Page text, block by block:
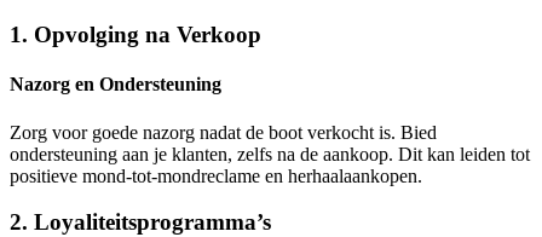
1. Opvolging na Verkoop
Nazorg en Ondersteuning
Zorg voor goede nazorg nadat de boot verkocht is. Bied
ondersteuning aan je klanten, zelfs na de aankoop. Dit kan leiden tot
positieve mond-tot-mondreclame en herhaalaankopen.
2. Loyaliteitsprogramma’s